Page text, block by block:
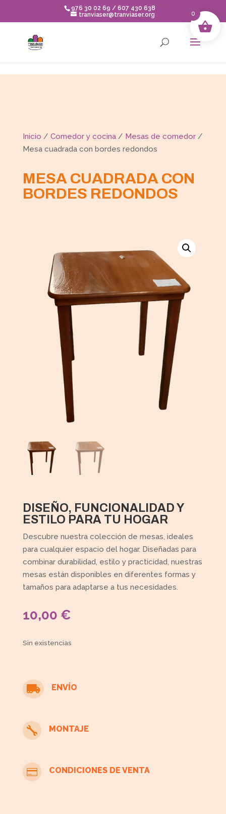
976 30 02 69 / 607 430 638
tranviaser@tranviaser.org
Inicio / Comedor y cocina/ Mesas de comedor/
Mesa cuadrada con bordes redondos
MESA CUADRADA CON
BORDES REDONDOS
DISEÑO, FUNCIONALIDAD Y
ESTILO PARA TU HOGAR
Descubre nuestra colección de mesas, ideales
para cualquier espacio del hogar. Diseñadas para
combinar durabilidad, estilo y practicidad, nuestras
mesas están disponibles en diferentes formas y
tamaños para adaptarse a tus necesidades.
10,00 €
Sin existencias
 ENVÍO
 MONTAJE
 CONDICIONES DE VENTA
0